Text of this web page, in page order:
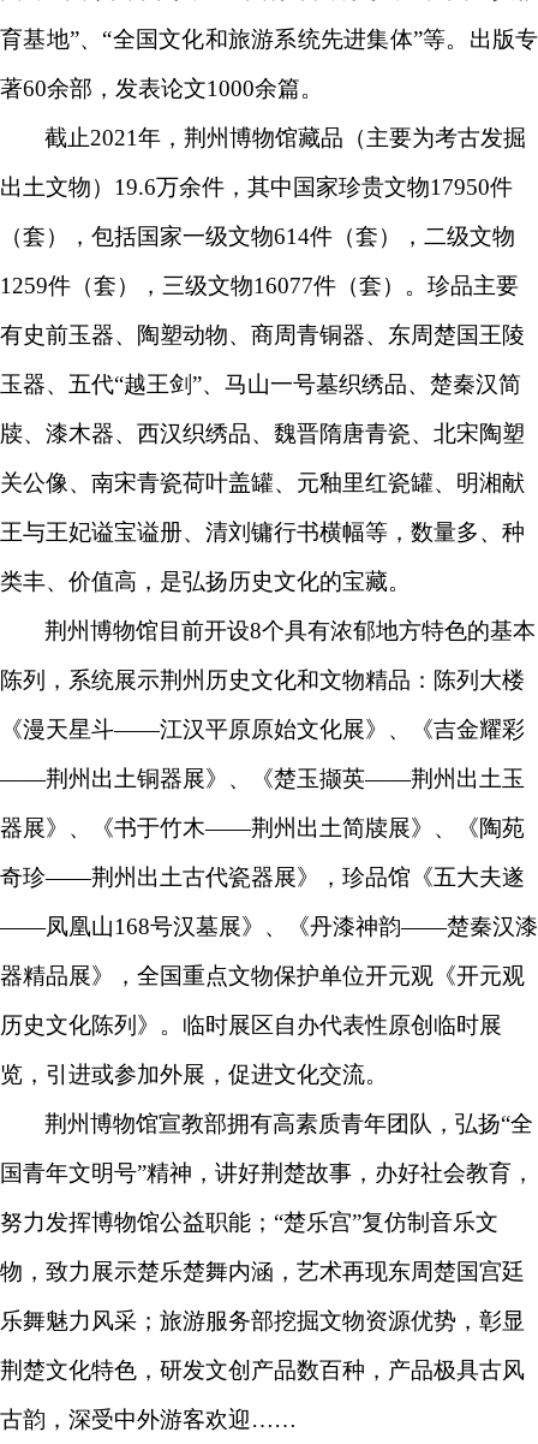
育基地”、“全国文化和旅游系统先进集体”等。出版专
著60余部，发表论文1000余篇。
截止2021年，荆州博物馆藏品（主要为考古发掘
出土文物）19.6万余件，其中国家珍贵文物17950件
（套），包括国家一级文物614件（套），二级文物
1259件（套），三级文物16077件（套）。珍品主要
有史前玉器、陶塑动物、商周青铜器、东周楚国王陵
玉器、五代“越王剑”、马山一号墓织绣品、楚秦汉简
牍、漆木器、西汉织绣品、魏晋隋唐青瓷、北宋陶塑
关公像、南宋青瓷荷叶盖罐、元釉里红瓷罐、明湘献
王与王妃谥宝谥册、清刘镛行书横幅等，数量多、种
类丰、价值高，是弘扬历史文化的宝藏。
荆州博物馆 目前开设8个具有浓郁地方特色的基本
陈列，系统展示荆州历史文化和文物精品 ： 陈列大楼
《漫天星斗——江汉平原原始文化展》 、
《吉金耀彩
——荆州出土铜器展》 、
《楚玉撷英——荆州出土玉
器展》 、 《书于竹木——荆州出土简牍展》 、
《陶苑
奇珍——荆州出土古代瓷器展》
， 珍品馆《五大夫遂
——凤凰山168号汉墓展》 、
《丹漆神韵——楚秦汉漆
器精品展》
， 全国重点文物保护单位开元观 《开元观
历史文化陈列》 。 临时展区自办代表性原创临时展
览，引进或参加外展，促进文化交流。
荆州博物馆宣教部拥有高素质青年团队，弘扬“全
国青年文明号”精神，讲好荆楚故事，办好社会教育，
努力发挥博物馆公益职能；“楚乐宫”复仿制音乐文
物，致力展示楚乐楚舞内涵，艺术再现东周楚国宫廷
乐舞魅力风采；旅游服务部挖掘文物资源优势，彰显
荆楚文化特色，研发文创产品数百种，产品极具古风
古韵，深受中外游客欢迎……